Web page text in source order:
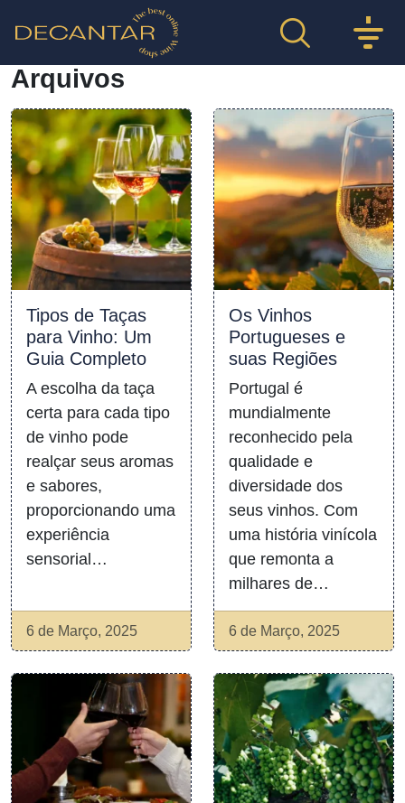
Arquivos
Tipos de Taças
para Vinho: Um
Guia Completo
A escolha da taça
certa para cada tipo
de vinho pode
realçar seus aromas
e sabores,
proporcionando uma
experiência
sensorial…
6 de Março, 2025
Os Vinhos
Portugueses e
suas Regiões
Portugal é
mundialmente
reconhecido pela
qualidade e
diversidade dos
seus vinhos. Com
uma história vinícola
que remonta a
milhares de…
6 de Março, 2025